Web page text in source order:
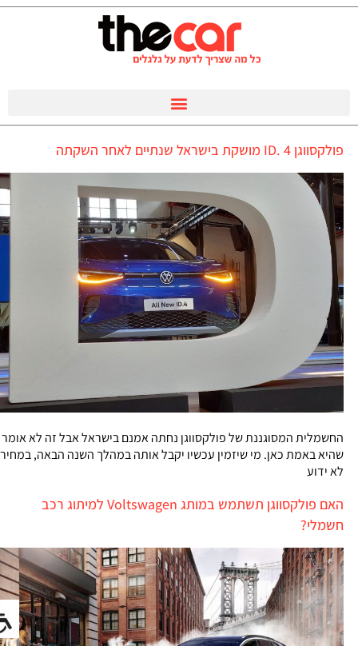
פולקסווגן ID. 4 מושקת בישראל שנתיים לאחר השקתה
החשמלית המסוגננת של פולקסווגן נחתה אמנם בישראל אבל זה לא אומר
שהיא באמת כאן. מי שיזמין עכשיו יקבל אותה במהלך השנה הבאה, במחיר
לא ידוע
האם פולקסווגן תשתמש במותג Voltswagen למיתוג רכב
חשמלי?